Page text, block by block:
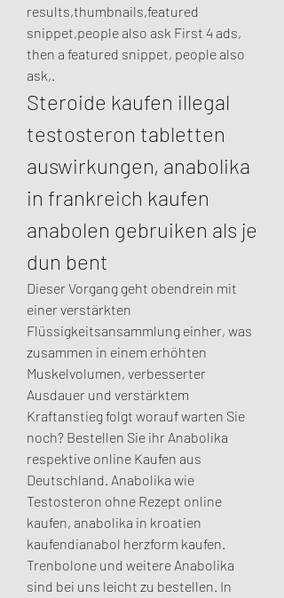
results,thumbnails,featured
snippet,people also ask First 4 ads,
then a featured snippet, people also
ask,.
Steroide kaufen illegal
testosteron tabletten
auswirkungen, anabolika
in frankreich kaufen
anabolen gebruiken als je
dun bent
Dieser Vorgang geht obendrein mit
einer verstärkten
Flüssigkeitsansammlung einher, was
zusammen in einem erhöhten
Muskelvolumen, verbesserter
Ausdauer und verstärktem
Kraftanstieg folgt worauf warten Sie
noch? Bestellen Sie ihr Anabolika
respektive online Kaufen aus
Deutschland. Anabolika wie
Testosteron ohne Rezept online
kaufen, anabolika in kroatien
kaufendianabol herzform kaufen.
Trenbolone und weitere Anabolika
sind bei uns leicht zu bestellen. In